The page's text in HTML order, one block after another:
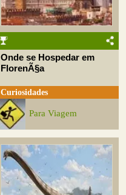
Onde se Hospedar em
FlorenÃ§a
Curiosidades
Para Viagem